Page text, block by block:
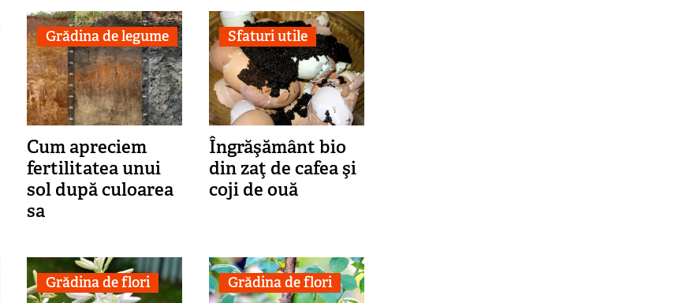
Grădina de legume
Cum apreciem
fertilitatea unui
sol după culoarea
sa
Sfaturi utile
Îngrăşământ bio
din zaţ de cafea şi
coji de ouă
Grădina de flori Grădina de flori